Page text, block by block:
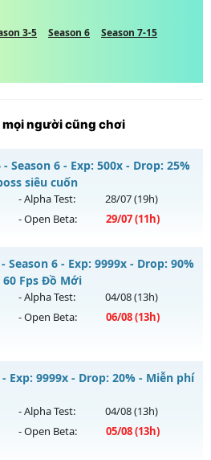
3-5 Season 6
Season 7-15
mọi người cũng chơi
Season 6 - Exp: 500x - Drop: 25%
siêu cuốn
- Alpha Test: 28/07(19h)
- Open Beta: 29/07(11h)
- Mở máy chủ
Thần Longvào 11h
Webzen
Season 6 - Exp: 9999x - Drop: 90%
60 Fps Đồ Mới
- Alpha Test: 04/08(13h)
- Open Beta: 06/08(13h)
Ss6.18 Full Custom 60 Fps Đồ
- Mở máy chủ
Băng Tuyếtvào 13h
Exp: 9999x - Drop: 20% - Miễn phí
- Alpha Test: 04/08(13h)
- Open Beta: 05/08(13h)